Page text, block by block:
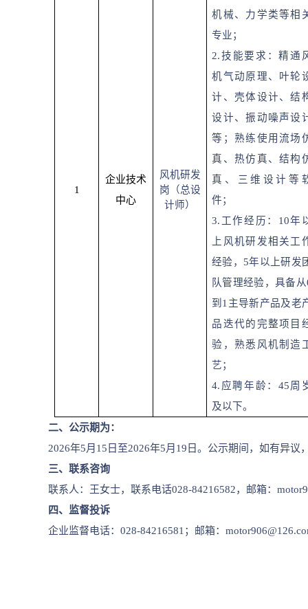
1
企业技术
中心
风机研发
岗（总设
计师）
机械、力学类等相
专业；
2.技能要求：精通
机气动原理、叶轮
计、壳体设计、结
设计、振动噪声设
等；熟练使用流场
真、热仿真、结构
真、三维设计等
件；
3. 工作经历： 10年
上风机研发相关工
经验， 5年以上研发
队管理经验，具备从
到 1 主导新产品及老
品迭代的完整项目
验，熟悉风机制造
艺；
4. 应聘年龄： 45周
及以下。
二、公示期为：
2026年5月15日至2026年5月19日。公示期间，如有异
三、联系咨询
联系人：王女士，联系电话028-84216582，邮箱：
四、监督投诉
企业监督电话：028-84216581；邮箱：